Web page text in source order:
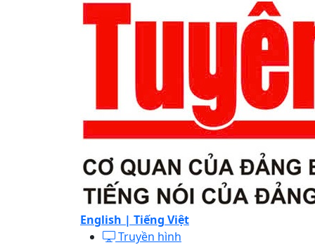
English | Tiếng Việt
Truyền hình